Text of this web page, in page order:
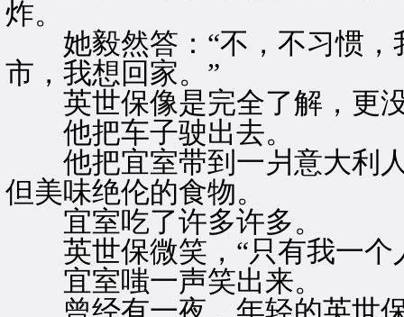
炸。
她毅然答：“不，不习惯，
市，我想回家。”
英世保像是完全了解，更
他把车子驶出去。
他把宜室带到一爿意大利人
但美味绝伦的食物。
宜室吃了许多许多。
英世保微笑，“只有我一个
宜室嗤一声笑出来。